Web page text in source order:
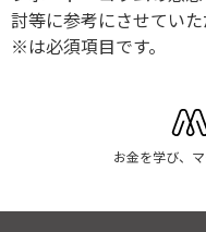
討等に参考にさせていた
※は必須項目です。
お金を学び、